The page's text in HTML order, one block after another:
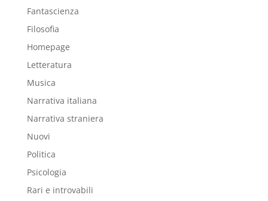
Fantascienza
Filosofia
Homepage
Letteratura
Musica
Narrativa italiana
Narrativa straniera
Nuovi
Politica
Psicologia
Rari e introvabili